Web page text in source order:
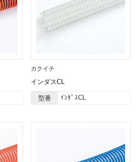
カクイチ
インダスCL
型番 ｲﾝﾀﾞｽCL